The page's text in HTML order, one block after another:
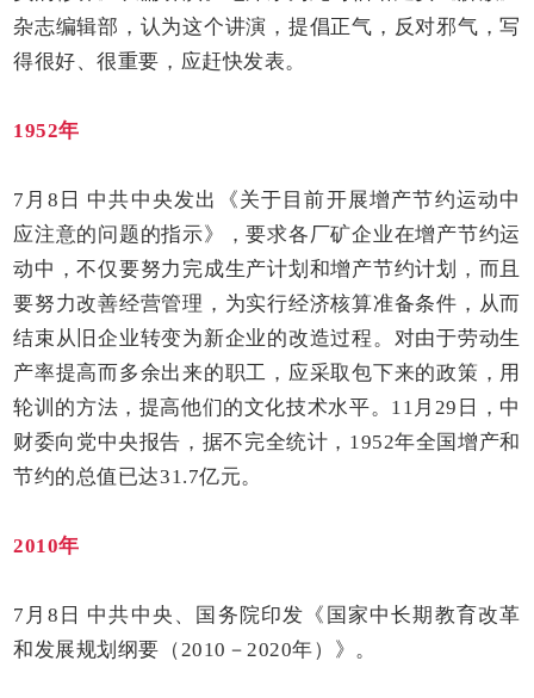
杂志编辑部，认为这个讲演，提倡正气，反对邪气，写
得很好、很重要，应赶快发表。
1952年
7月8日 中共中央发出《关于目前开展增产节约运动中
应注意的问题的指示》，要求各厂矿企业在增产节约运
动中，不仅要努力完成生产计划和增产节约计划，而且
要努力改善经营管理，为实行经济核算准备条件，从而
结束从旧企业转变为新企业的改造过程。对由于劳动生
产率提高而多余出来的职工，应采取包下来的政策，用
轮训的方法，提高他们的文化技术水平。11月29日，中
财委向党中央报告，据不完全统计，1952年全国增产和
节约的总值已达31.7亿元。
2010年
7月8日 中共中央、国务院印发《国家中长期教育改革
和发展规划纲要（2010－2020年）》。